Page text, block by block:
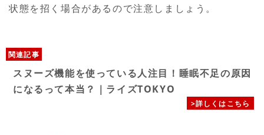
状態を招く場合があるので注意しましょう。
関連記事
スヌーズ機能を使っている人注目！睡眠不足の原因
になるって本当？｜ライズTOKYO
>詳しくはこちら